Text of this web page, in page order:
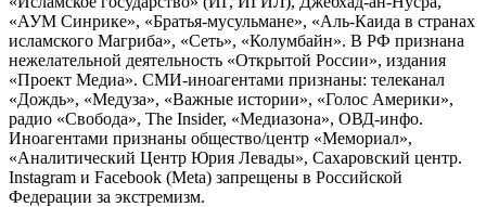
«АУМ Синрике», «Братья-мусульмане», «Аль-Каида в странах
исламского Магриба», «Сеть», «Колумбайн». В РФ признана
нежелательной деятельность «Открытой России», издания
«Проект Медиа». СМИ-иноагентами признаны: телеканал
«Дождь», «Медуза», «Важные истории», «Голос Америки»,
радио «Свобода», The Insider, «Медиазона», ОВД-инфо.
Иноагентами признаны общество/центр «Мемориал»,
«Аналитический Центр Юрия Левады», Сахаровский центр.
Instagram и Facebook (Metа) запрещены в Российской
Федерации за экстремизм.